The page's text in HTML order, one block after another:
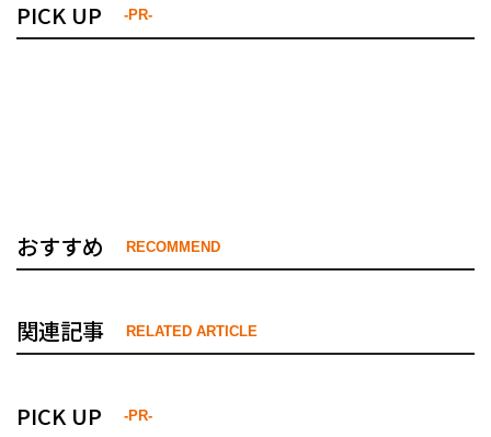
PICK UP -PR-
おすすめ RECOMMEND
関連記事 RELATED ARTICLE
PICK UP -PR-